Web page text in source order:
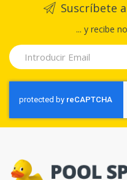
Suscríbete
... y recibe